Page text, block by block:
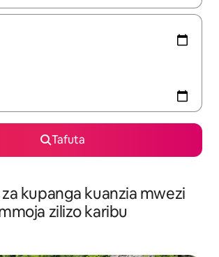
Tafuta
kupanga kuanzia mwezi
zilizo karibu